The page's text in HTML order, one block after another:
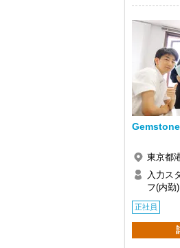
A. 上司や
＜求める
・税務経
・キャリ
・主体
・顧客
・資産税
・将来的
＜まずは
・仕事内
・ざっく
・納得後
・入社
・半年～
まずはカ
「応募
東京都
入力ス
フ(内
正社員